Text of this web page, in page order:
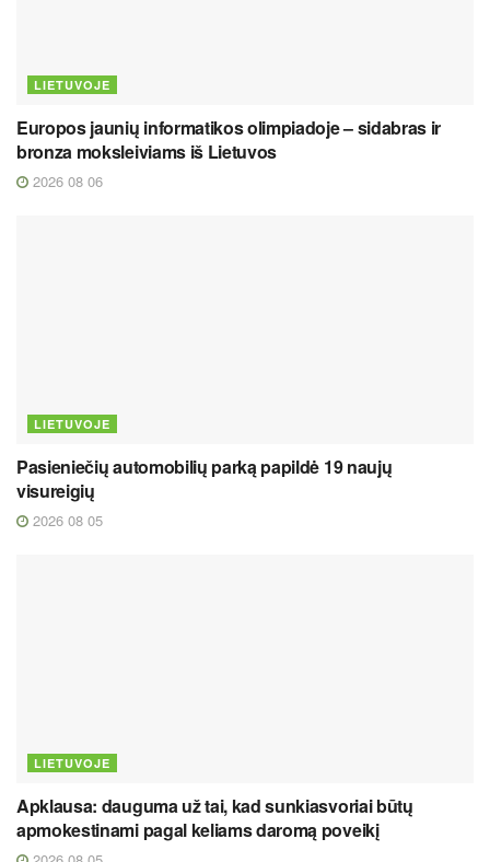
LIETUVOJE
Europos jaunių informatikos olimpiadoje – sidabras ir
bronza moksleiviams iš Lietuvos
2026 08 06
LIETUVOJE
Pasieniečių automobilių parką papildė 19 naujų
visureigių
2026 08 05
LIETUVOJE
Apklausa: dauguma už tai, kad sunkiasvoriai būtų
apmokestinami pagal keliams daromą poveikį